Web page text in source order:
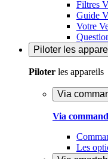
Filtres
Guide
Votre
Piloter les
Piloter les appareils
Via
Via
Les